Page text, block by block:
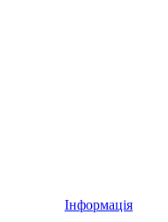
Інформація